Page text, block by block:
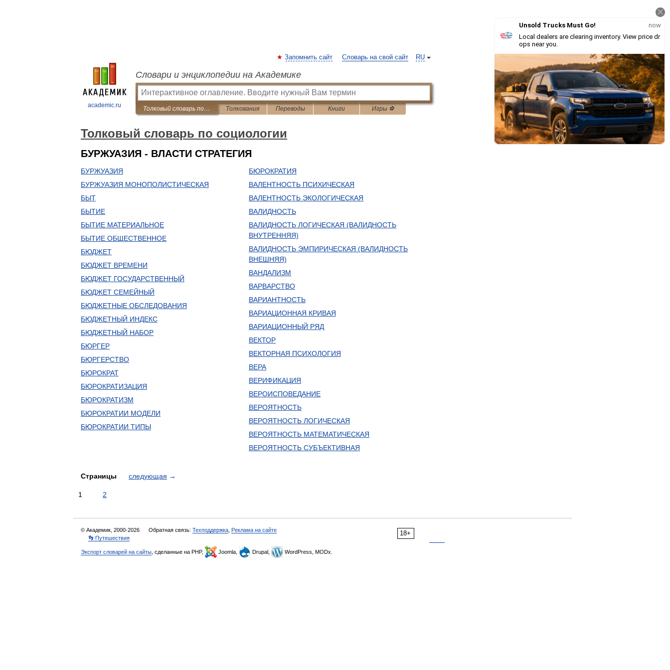
academic.ru
RU
Запомнить сайт Словарь на свой сайт
Словари и энциклопедии на Академике
Толковый словарь по социологии Толкования Переводы Книги Игры ⚽
Толковый словарь по социологии
БУРЖУАЗИЯ - ВЛАСТИ СТРАТЕГИЯ
БУРЖУАЗИЯ
БУРЖУАЗИЯ МОНОПОЛИСТИЧЕСКАЯ
БЫТ
БЫТИЕ
БЫТИЕ МАТЕРИАЛЬНОЕ
БЫТИЕ ОБЩЕСТВЕННОЕ
БЮДЖЕТ
БЮДЖЕТ ВРЕМЕНИ
БЮДЖЕТ ГОСУДАРСТВЕННЫЙ
БЮДЖЕТ СЕМЕЙНЫЙ
БЮДЖЕТНЫЕ ОБСЛЕДОВАНИЯ
БЮДЖЕТНЫЙ ИНДЕКС
БЮДЖЕТНЫЙ НАБОР
БЮРГЕР
БЮРГЕРСТВО
БЮРОКРАТ
БЮРОКРАТИЗАЦИЯ
БЮРОКРАТИЗМ
БЮРОКРАТИИ МОДЕЛИ
БЮРОКРАТИИ ТИПЫ
БЮРОКРАТИЯ
ВАЛЕНТНОСТЬ ПСИХИЧЕСКАЯ
ВАЛЕНТНОСТЬ ЭКОЛОГИЧЕСКАЯ
ВАЛИДНОСТЬ
ВАЛИДНОСТЬ ЛОГИЧЕСКАЯ (ВАЛИДНОСТЬ
ВНУТРЕННЯЯ)
ВАЛИДНОСТЬ ЭМПИРИЧЕСКАЯ (ВАЛИДНОСТЬ
ВНЕШНЯЯ)
ВАНДАЛИЗМ
ВАРВАРСТВО
ВАРИАНТНОСТЬ
ВАРИАЦИОННАЯ КРИВАЯ
ВАРИАЦИОННЫЙ РЯД
ВЕКТОР
ВЕКТОРНАЯ ПСИХОЛОГИЯ
ВЕРА
ВЕРИФИКАЦИЯ
ВЕРОИСПОВЕДАНИЕ
ВЕРОЯТНОСТЬ
ВЕРОЯТНОСТЬ ЛОГИЧЕСКАЯ
ВЕРОЯТНОСТЬ МАТЕМАТИЧЕСКАЯ
ВЕРОЯТНОСТЬ СУБЪЕКТИВНАЯ
Страницы следующая →
1 2
18+
© Академик, 2000-2026 Обратная связь: Техподдержка Реклама на сайте
👣 Путешествия
Экспорт словарей на сайты , сделанные на PHP, Joomla, Drupal, WordPress, MODx.